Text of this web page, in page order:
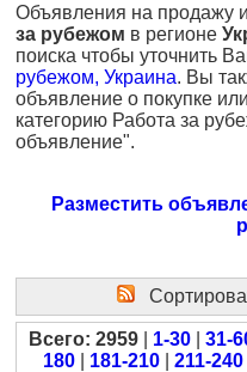
Объявления на продажу
за рубежом в регионе
поиска чтобы уточнить
рубежом, Украина. Вы
объявление о покупке
категорию Работа за
объявление".
Разместить
Всего: 2959 1-30 31-
180
181-210 211-240